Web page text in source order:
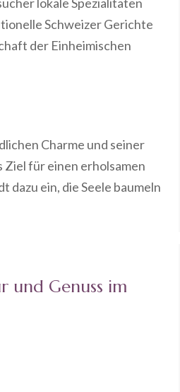
Schweizer Gerichte
der Einheimischen
Charme und seiner
Ziel für einen erholsamen
dazu ein, die Seele baumeln
und Genuss im